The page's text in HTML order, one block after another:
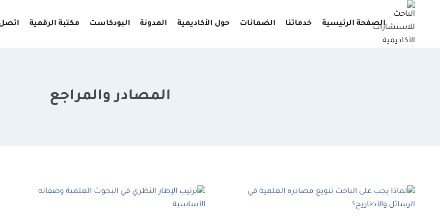
الصفحة الرئيسية خدماتنا الضمانات حول الأكاديمية المدونة البودكاست مكتبة الرقمية اتصل
المصادر والمراجع